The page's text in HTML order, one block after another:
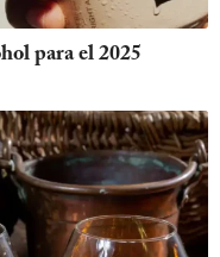
para el 2025